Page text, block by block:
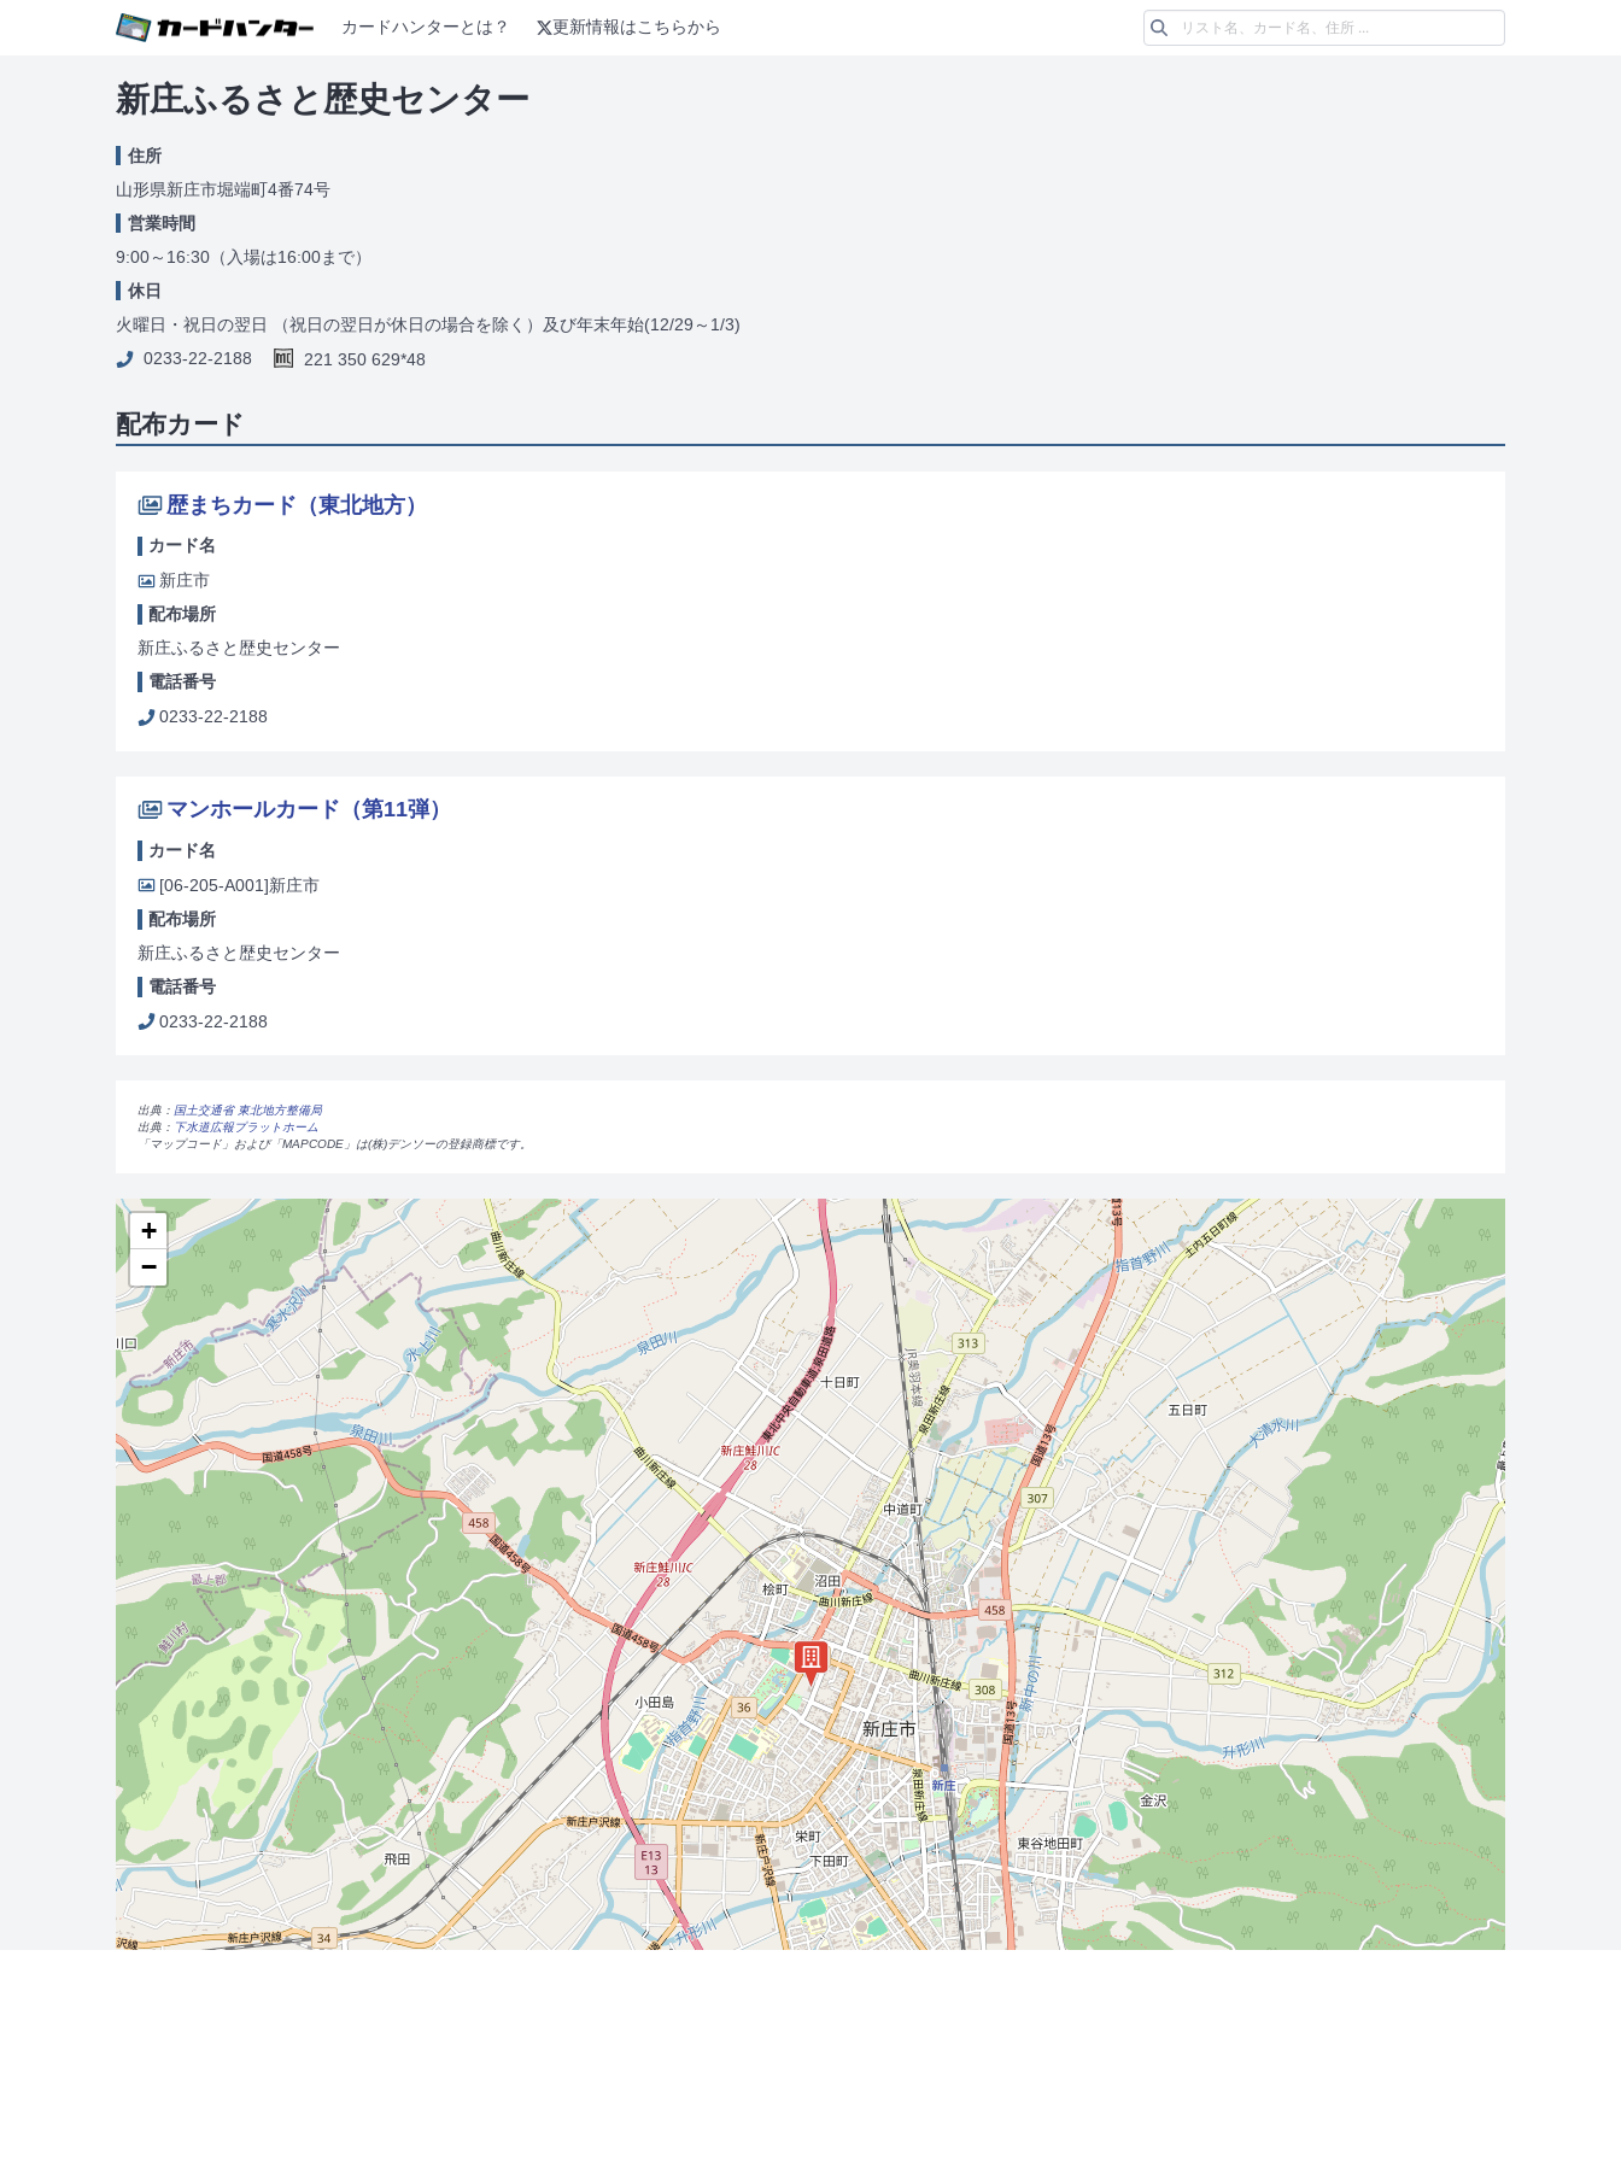
カードハンターとは？ 更新情報はこちらから
新庄ふるさと歴史センター
住所
山形県新庄市堀端町4番74号
営業時間
9:00～16:30（入場は16:00まで）
休日
火曜日・祝日の翌日 （祝日の翌日が休日の場合を除く）及び年末年始(12/29～1/3)
0233-22-2188
221 350 629*48
配布カード
歴まちカード（東北地方）
カード名
新庄市
配布場所
新庄ふるさと歴史センター
電話番号
0233-22-2188
マンホールカード（第11弾）
カード名
[06-205-A001]新庄市
配布場所
新庄ふるさと歴史センター
電話番号
0233-22-2188
出典： 国土交通省 東北地方整備局
出典： 下水道広報プラットホーム
「マップコード」および「MAPCODE」は(株)デンソーの登録商標です。
+
−